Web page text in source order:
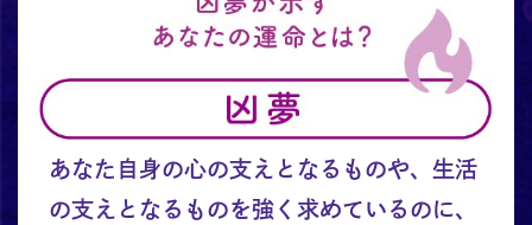
あなた自身の心の支えとなるものや、生活
の支えとなるものを強く求めているのに、